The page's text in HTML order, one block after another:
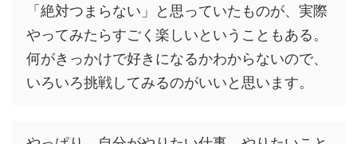
「絶対つまらない」と思っていたものが、実際
やってみたらすごく楽しいということもある。
何がきっかけで好きになるかわからないので、
いろいろ挑戦してみるのがいいと思います。